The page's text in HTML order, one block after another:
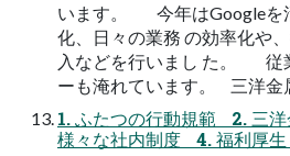
います。 今年はGoogleを
化、日々の業務 の効率化や
入などを行いまし た。 従
ーも淹れています。 三洋金
1. ふたつの行動規範 2. 三
様々な社内制度 4. 福利厚